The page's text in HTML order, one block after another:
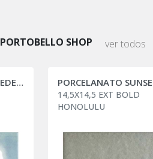
PORTOBELLO SHOP ver todos
REVESTIMENTO DE PAREDE SHIBORI PORCELANATO
14,5X14,5 EXT BOLD
HONOLULU